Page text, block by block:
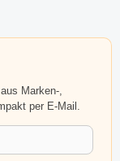
Marken-,
per E-Mail.